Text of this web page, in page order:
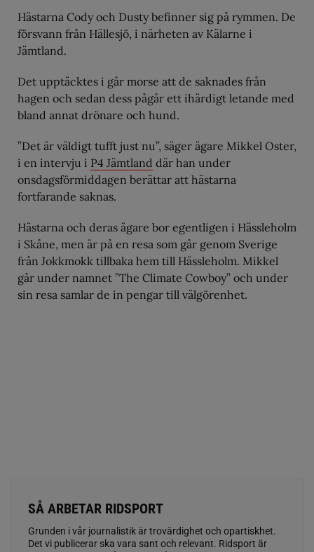
Hästarna Cody och Dusty befinner sig på rymmen. De
försvann från Hällesjö, i närheten av Kälarne i
Jämtland.
Det upptäcktes i går morse att de saknades från
hagen och sedan dess pågår ett ihärdigt letande med
bland annat drönare och hund.
”Det är väldigt tufft just nu”, säger ägare Mikkel Oster,
i en intervju i P4 Jämtland där han under
onsdagsförmiddagen berättar att hästarna
fortfarande saknas.
Hästarna och deras ägare bor egentligen i Hässleholm
i Skåne, men är på en resa som går genom Sverige
från Jokkmokk tillbaka hem till Hässleholm. Mikkel
går under namnet ”The Climate Cowboy” och under
sin resa samlar de in pengar till välgörenhet.
SÅ ARBETAR RIDSPORT
Grunden i vår journalistik är trovärdighet och opartiskhet.
Det vi publicerar ska vara sant och relevant. Ridsport är